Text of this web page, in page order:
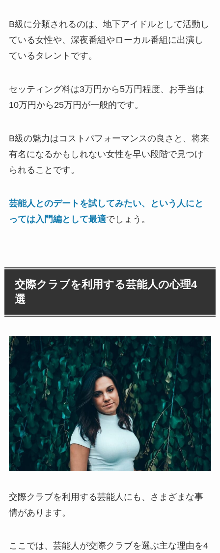
B級に分類されるのは、地下アイドルとして活動し
ている女性や、深夜番組やローカル番組に出演し
ているタレントです。
セッティング料は3万円から5万円程度、お手当は
10万円から25万円が一般的です。
B級の魅力はコストパフォーマンスの良さと、将来
有名になるかもしれない女性を早い段階で見つけ
られることです。
芸能人とのデートを試してみたい、という人にと
っては入門編として最適でしょう。
交際クラブを利用する芸能人の心理4
選
交際クラブを利用する芸能人にも、さまざまな事
情があります。
ここでは、芸能人が交際クラブを選ぶ主な理由を4